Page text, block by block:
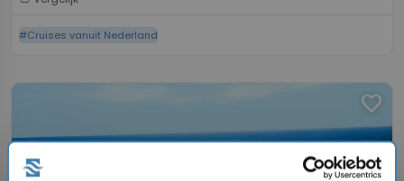
#Cruises vanuit Nederland
favorite